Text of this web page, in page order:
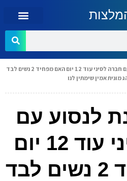
היי מתכננת לנסוע עם חברה לסיני עוד 12 יום האם מפחיד 2 נשים לבד
מונית אמין שימתין לנו
לנסוע עם
חברה לסיני עוד 12 יום
האם מפחיד 2 נשים לבד